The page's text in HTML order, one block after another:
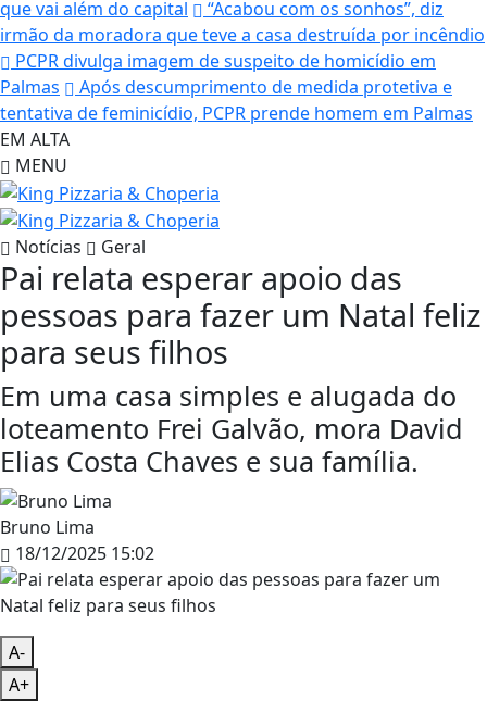
que vai além do capital
“Acabou com os sonhos”, diz
irmão da moradora que teve a casa destruída por incêndio
PCPR divulga imagem de suspeito de homicídio em
Palmas
Após descumprimento de medida protetiva e
tentativa de feminicídio, PCPR prende homem em Palmas
EM ALTA
MENU
Notícias Geral
Pai relata esperar apoio das
pessoas para fazer um Natal feliz
para seus filhos
Em uma casa simples e alugada do
loteamento Frei Galvão, mora David
Elias Costa Chaves e sua família.
Bruno Lima
18/12/2025 15:02
A-
A+